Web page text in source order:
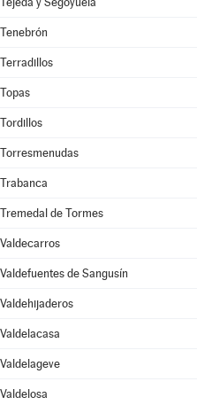
Tenebrón
Terradillos
Topas
Tordillos
Torresmenudas
Trabanca
Tremedal de Tormes
Valdecarros
Valdefuentes de Sangusín
Valdehijaderos
Valdelacasa
Valdelageve
Valdelosa